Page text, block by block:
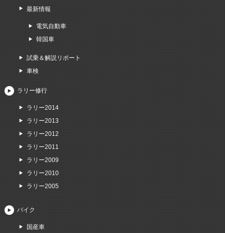
最新情報
電気自動車
韓国車
試乗＆解説リポート
車検
ラリー修行
ラリー2014
ラリー2013
ラリー2012
ラリー2011
ラリー2009
ラリー2010
ラリー2005
バイク
国産車